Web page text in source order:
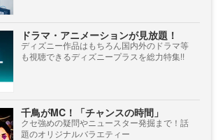
ドラマ・アニメーションが見放題！
ディズニー作品はもちろん国内外のドラマ等
も視聴できるディズニープラスを総力特集!!
千鳥がMC！「チャンスの時間」
クセ強めの疑問やニュースター発掘まで！話
題のオリジナルバラエティー